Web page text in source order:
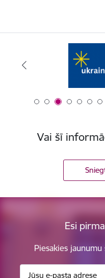
Vai šī
Esi
Piesakies jaunumu